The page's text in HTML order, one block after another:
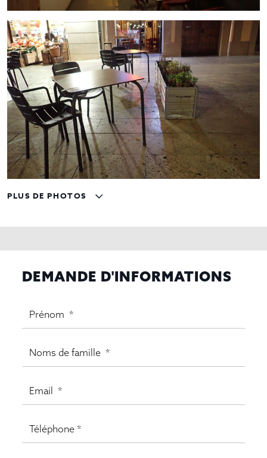
PLUS DE PHOTOS
DEMANDE D'INFORMATIONS